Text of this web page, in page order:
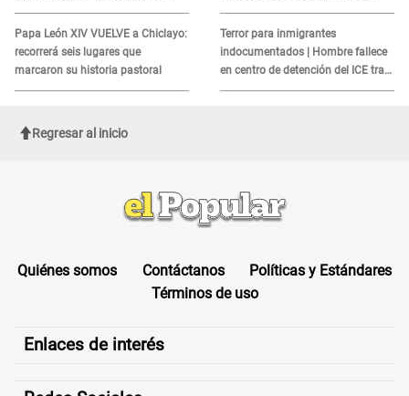
alerta sobre posibles réplicas
Papa León XIV VUELVE a Chiclayo:
recorrerá seis lugares que
marcaron su historia pastoral
MORTAL para consumidores: ¿Cuál
es?
Terror para inmigrantes
indocumentados | Hombre fallece
en centro de detención del ICE tras
sufrir una "emergencia médica"
Regresar al inicio
Quiénes somos Contáctanos
Políticas y Estándares
Términos de uso
Enlaces de interés